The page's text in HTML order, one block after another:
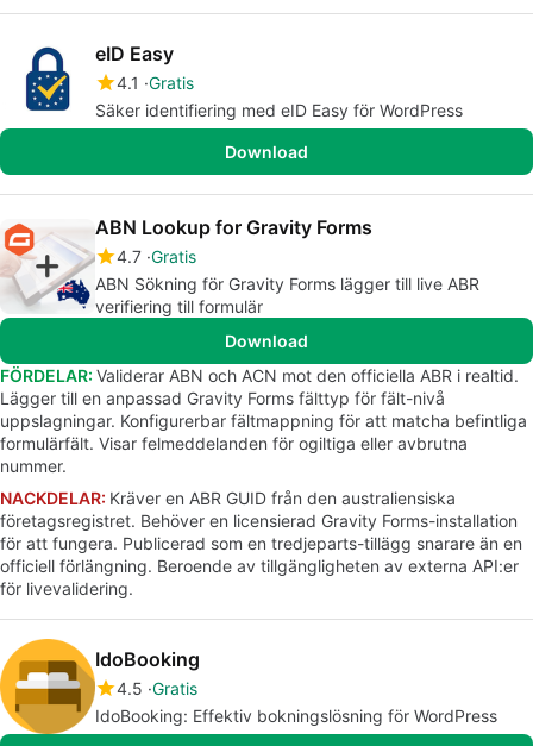
eID Easy
4.1 Gratis
Säker identifiering med eID Easy för WordPress
Download
ABN Lookup for Gravity Forms
4.7 Gratis
ABN Sökning för Gravity Forms lägger till live ABR
verifiering till formulär
Download
FÖRDELAR: Validerar ABN och ACN mot den officiella ABR i realtid.
Lägger till en anpassad Gravity Forms fälttyp för fält-nivå
uppslagningar. Konfigurerbar fältmappning för att matcha befintliga
formulärfält. Visar felmeddelanden för ogiltiga eller avbrutna
nummer.
NACKDELAR: Kräver en ABR GUID från den australiensiska
företagsregistret. Behöver en licensierad Gravity Forms-installation
för att fungera. Publicerad som en tredjeparts-tillägg snarare än en
officiell förlängning. Beroende av tillgängligheten av externa API:er
för livevalidering.
IdoBooking
4.5 Gratis
IdoBooking: Effektiv bokningslösning för WordPress